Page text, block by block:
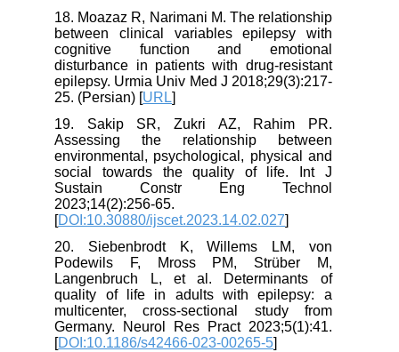
18. Moazaz R, Narimani M. The relationship
between clinical variables epilepsy with
cognitive function and emotional
disturbance in patients with drug-resistant
epilepsy. Urmia Univ Med J 2018;29(3):217-
25. (Persian) [URL
19. Sakip SR, Zukri AZ, Rahim PR.
Assessing the relationship between
environmental, psychological, physical and
social towards the quality of life. Int J
Sustain Constr Eng Technol
2023;14(2):256-65.
[DOI:10.30880/ijscet.2023.14.02.027
20. Siebenbrodt K, Willems LM, von
Podewils F, Mross PM, Strüber M,
Langenbruch L, et al. Determinants of
quality of life in adults with epilepsy: a
multicenter, cross-sectional study from
Germany. Neurol Res Pract 2023;5(1):41.
[DOI:10.1186/s42466-023-00265-5